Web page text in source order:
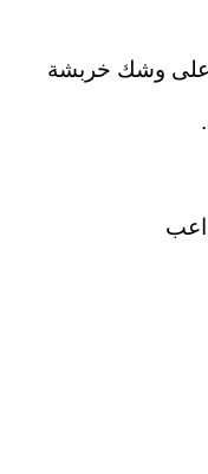
على وشك خربشة